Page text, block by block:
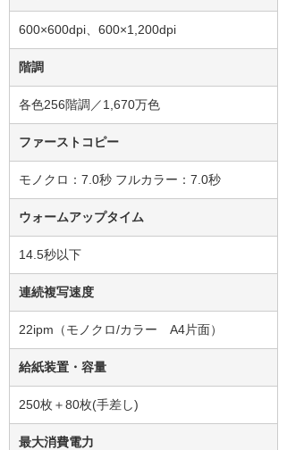
600×600dpi、600×1,200dpi
階調
各色256階調／1,670万色
ファーストコピー
モノクロ：7.0秒 フルカラー：7.0秒
ウォームアップタイム
14.5秒以下
連続複写速度
22ipm（モノクロ/カラー A4片面）
給紙装置・容量
250枚＋80枚(手差し)
最大消費電力